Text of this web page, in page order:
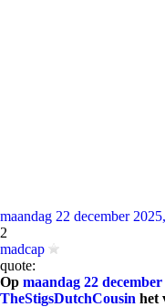
maandag 22 december
2
madcap
quote:
Op maandag 22
TheStigsDutchCousin het